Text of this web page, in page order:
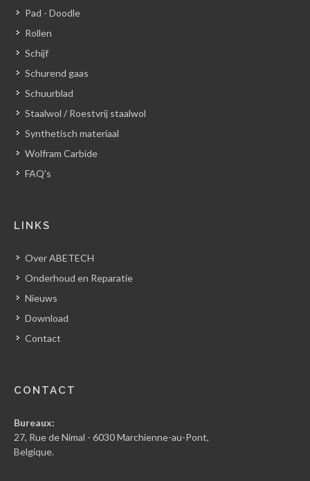
Pad - Doodle
Rollen
Schijf
Schurend gaas
Schuurblad
Staalwol / Roestvrij staalwol
Synthetisch materiaal
Wolfram Carbide
FAQ's
LINKS
Over ABETECH
Onderhoud en Reparatie
Nieuws
Download
Contact
CONTACT
Bureaux:
27, Rue de Nimal - 6030 Marchienne-au-Pont,
Belgique.